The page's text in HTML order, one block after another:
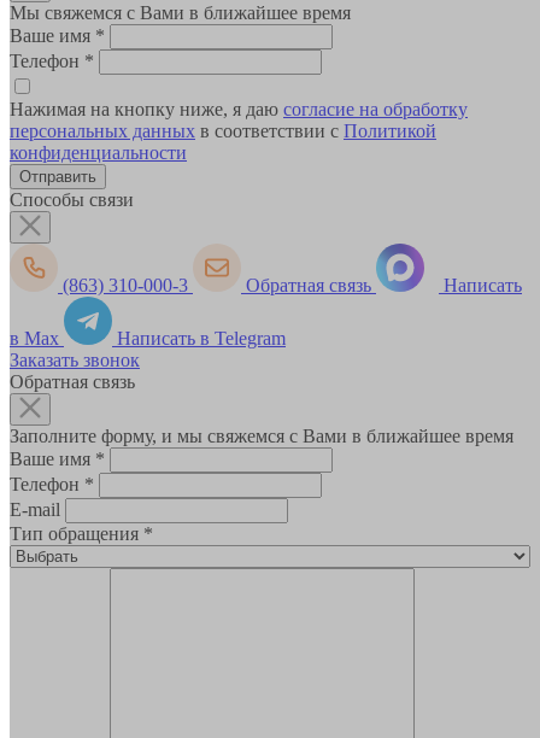
Мы свяжемся с Вами в ближайшее время
Ваше имя *
Телефон *
Нажимая на кнопку ниже, я даю согласие на обработку
персональных данных в соответствии с Политикой
конфиденциальности
Способы связи
(863) 310-000-3 Обратная связь Написать
в Max
Написать в Telegram
Заказать звонок
Обратная связь
Заполните форму, и мы свяжемся с Вами в ближайшее время
Ваше имя *
Телефон *
E-mail
Тип обращения *